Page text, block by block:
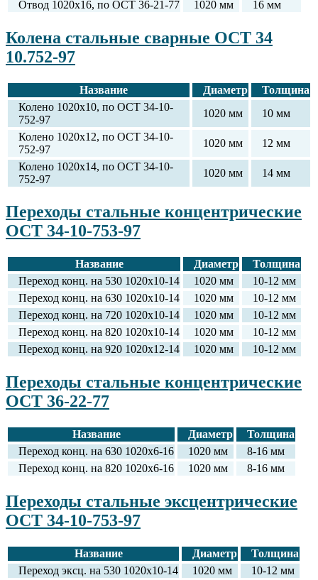
Отвод 1020х16, по ОСТ 36-21-77 1020 мм 16 мм
Колена стальные сварные ОСТ 34
10.752-97
Название Диаметр
Толщина
Колено 1020х10, по ОСТ 34-10-
752-97
1020 мм
10 мм
Колено 1020х12, по ОСТ 34-10-
752-97
1020 мм
12 мм
Колено 1020х14, по ОСТ 34-10-
752-97
1020 мм 14 мм
Переходы стальные концентрические
ОСТ 34-10-753-97
Название Диаметр
Толщина
Переход конц. на 530 1020х10-14
1020 мм
10-12 мм
Переход конц. на 630 1020х10-14
1020 мм
10-12 мм
Переход конц. на 720 1020х10-14
1020 мм
10-12 мм
Переход конц. на 820 1020х10-14
1020 мм
10-12 мм
Переход конц. на 920 1020х12-14
1020 мм 10-12 мм
Переходы стальные концентрические
ОСТ 36-22-77
Название Диаметр
Толщина
Переход конц. на 630 1020х6-16
1020 мм
8-16 мм
Переход конц. на 820 1020х6-16
1020 мм 8-16 мм
Переходы стальные эксцентрические
ОСТ 34-10-753-97
Название Диаметр
Толщина
Переход эксц. на 530 1020х10-14
1020 мм
10-12 мм